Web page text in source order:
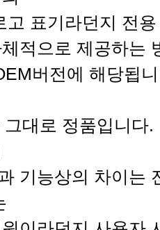
고 표기라던지 전
적으로 제공하는
버전에 해당됩
그대로 정품입니
기능상의 차이는